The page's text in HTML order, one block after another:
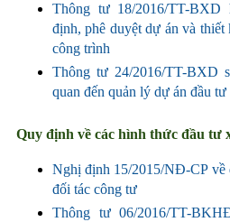
Thông tư 18/2016/TT-BXD
định, phê duyệt dự án và
công trình
Thông tư 24/2016/TT-BXD
quan đến quản lý dự án đầu
Quy định về các hình thức đầu tư
Nghị định 15/2015/NĐ-CP về
đối tác công tư
Thông tư 06/2016/TT-